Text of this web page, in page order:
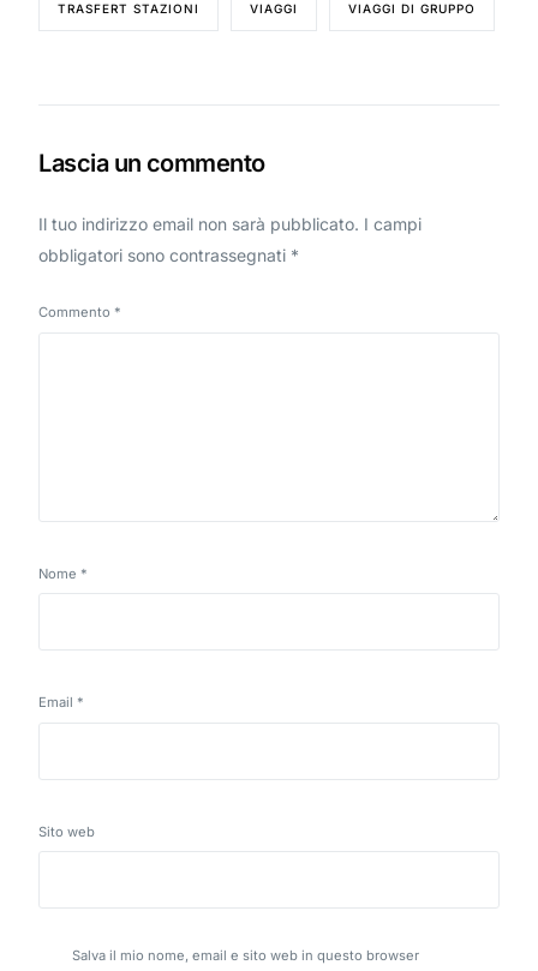
TRASFERT STAZIONI VIAGGI VIAGGI DI GRUPPO
Lascia un commento
Il tuo indirizzo email non sarà pubblicato. I campi
obbligatori sono contrassegnati *
Commento *
Nome *
Email *
Sito web
Salva il mio nome, email e sito web in questo browser